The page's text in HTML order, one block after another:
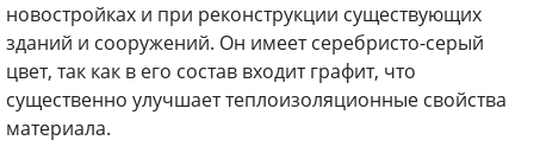
новостройках и при реконструкции существующих
зданий и сооружений. Он имеет серебристо-серый
цвет, так как в его состав входит графит, что
существенно улучшает теплоизоляционные свойства
материала.